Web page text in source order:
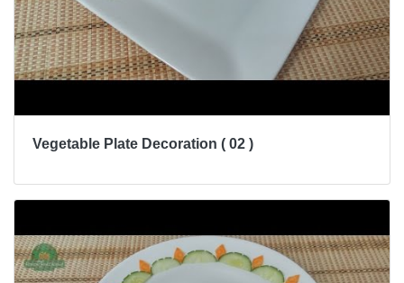
Vegetable Plate Decoration ( 02 )